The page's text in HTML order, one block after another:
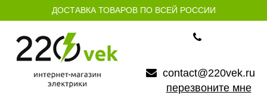
ДОСТАВКА ТОВАРОВ ПО ВСЕЙ РОССИИ
contact@220vek.ru
перезвоните мне